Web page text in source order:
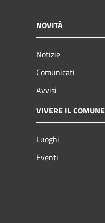
NOVITÀ
Notizie
Comunicati
Avvisi
VIVERE IL COMUNE
Luoghi
Eventi